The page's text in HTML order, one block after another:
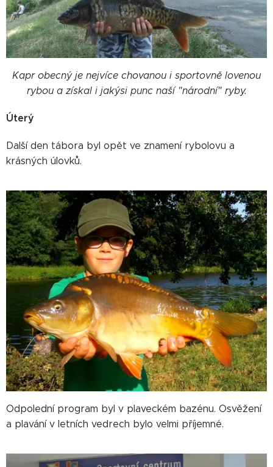
Kapr obecný je nejvíce chovanou i sportovně lovenou
rybou a získal i jakýsi punc naší "národní" ryby.
Úterý
Další den tábora byl opět ve znamení rybolovu a
krásných úlovků.
Odpolední program byl v plaveckém bazénu. Osvěžení
a plavání v letních vedrech bylo velmi příjemné.